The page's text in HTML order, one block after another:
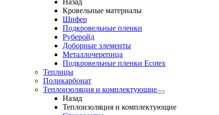
Назад
Кровельные материалы
Шифер
Подкровельные пленки
Руберойд
Доборные элементы
Металлочерепица
Подкровельные пленки Ecotex
Теплицы
Поликарбонат
Теплоизоляция и комплектующие
Назад
Теплоизоляция и комплектующие